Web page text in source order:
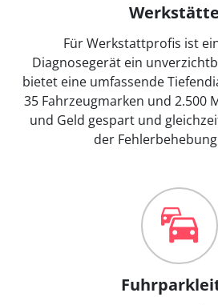
Für Werkstattprofis ist
Diagnosegerät ein
bietet eine umfassende
35 Fahrzeugmarken und 2.500
und Geld gespart und
der